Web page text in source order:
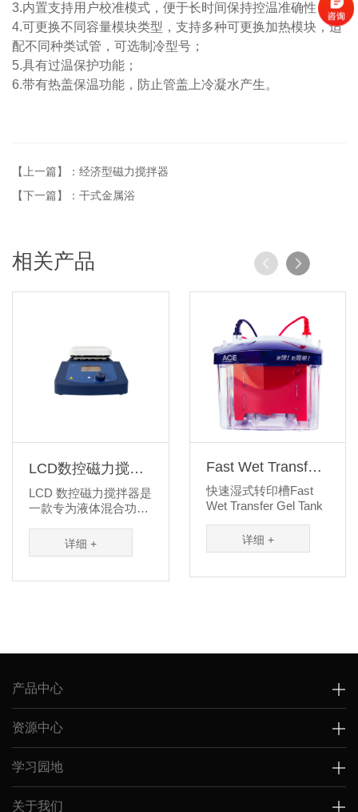
3.内置支持用户校准模式，便于长时间保持控温准确性；
4.可更换不同容量模块类型，支持多种可更换加热模块，适
配不同种类试管，可选制冷型号；
5.具有过温保护功能；
6.带有热盖保温功能，防止管盖上冷凝水产生。
【上一篇】：经济型磁力搅拌器
【下一篇】：干式金属浴
相关产品
LCD数控磁力搅拌
器
LCD 数控磁力搅拌器是
一款专为液体混合功能
计可靠，搅拌强劲，是
化学分析、生物试...
详细 +
Fast Wet Transfer
Gel Tank
快速湿式转印槽Fast
Wet Transfer Gel Tank
详细 +
产品中心
资源中心
学习园地
关于我们